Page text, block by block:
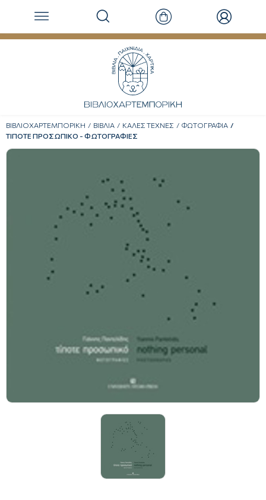
ΒΙΒΛΙΟΧΑΡΤΕΜΠΟΡΙΚΗ ΒΙΒΛΙΑ ΚΑΛΕΣ ΤΕΧΝΕΣ
ΦΩΤΟΓΡΑΦΙΑ
ΤΙΠΟΤΕ ΠΡΟΣΩΠΙΚΟ - ΦΩΤΟΓΡΑΦΙΕΣ